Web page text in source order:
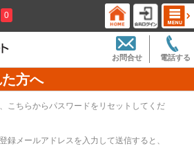
0
電話する
お問合せ
方へ
こちらからパスワードをリセットしてくだ
録メールアドレスを入力して送信すると、